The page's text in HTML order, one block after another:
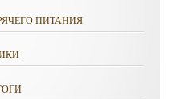
ПИТАНИЯ